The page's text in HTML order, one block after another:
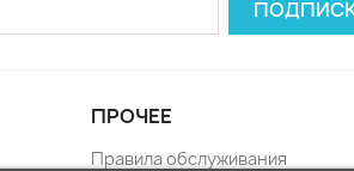
ПРОЧЕЕ
Правила обслуживания